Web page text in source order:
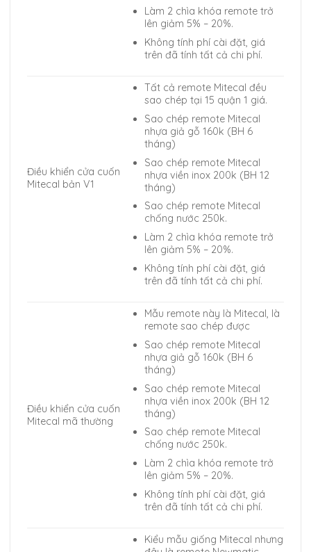
Làm 2 chìa khóa remote trở
lên giảm 5% – 20%.
Không tính phí cài đặt, giá
trên đã tính tất cả chi phí.
Điều khiển cửa cuốn
Mitecal bản V1
Tất cả remote Mitecal đều
sao chép tại 15 quận 1 giá.
Sao chép remote Mitecal
nhựa giả gỗ 160k (BH 6
tháng)
Sao chép remote Mitecal
nhựa viền inox 200k (BH 12
tháng)
Sao chép remote Mitecal
chống nước 250k.
Làm 2 chìa khóa remote trở
lên giảm 5% – 20%.
Không tính phí cài đặt, giá
trên đã tính tất cả chi phí.
Điều khiển cửa cuốn
Mitecal mã thường
Mẫu remote này là Mitecal, là
remote sao chép được
Sao chép remote Mitecal
nhựa giả gỗ 160k (BH 6
tháng)
Sao chép remote Mitecal
nhựa viền inox 200k (BH 12
tháng)
Sao chép remote Mitecal
chống nước 250k.
Làm 2 chìa khóa remote trở
lên giảm 5% – 20%.
Không tính phí cài đặt, giá
trên đã tính tất cả chi phí.
Kiểu mẫu giống Mitecal nhưng